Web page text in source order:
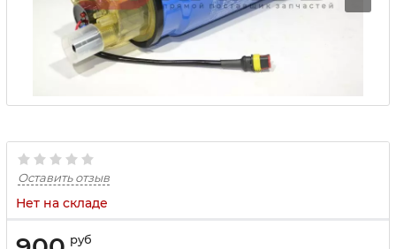
Оставить отзыв
Нет на складе
руб